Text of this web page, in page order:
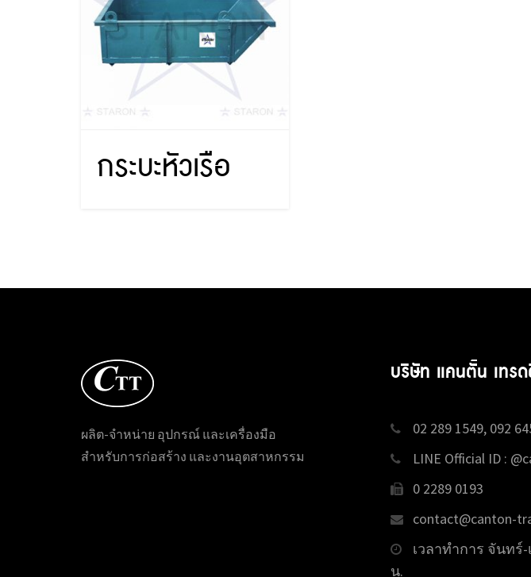
กระบะหัวเรือ
ผลิต-จำหน่าย อุปกรณ์ และเครื่องมือ
สำหรับการก่อสร้าง และงานอุตสาหกรรม
บริษัท แคนตั้น เทร
02 289 1549, 092
LINE Official ID :
0 2289 0193
contact@canton-
เวลาทำการ จันทร์-
น.